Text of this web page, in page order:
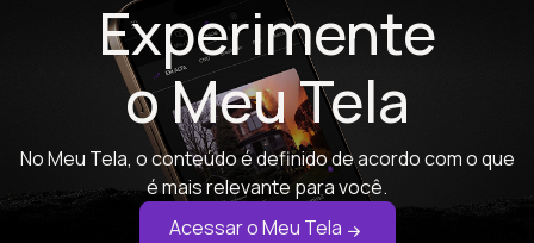
Experimente
o Meu Tela
No Meu Tela, o conteúdo é definido de acordo com o que
é mais relevante para você.
Acessar o Meu Tela